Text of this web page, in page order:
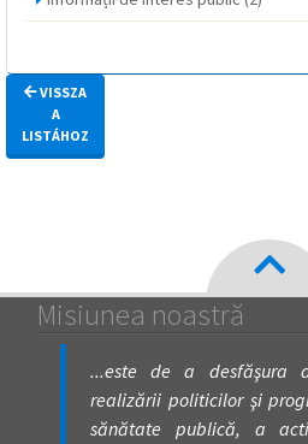
VISSZA
A
LISTÁHOZ
Misiunea noastră
...este de a desfăşura
realizării politicilor şi
sănătate publică, a